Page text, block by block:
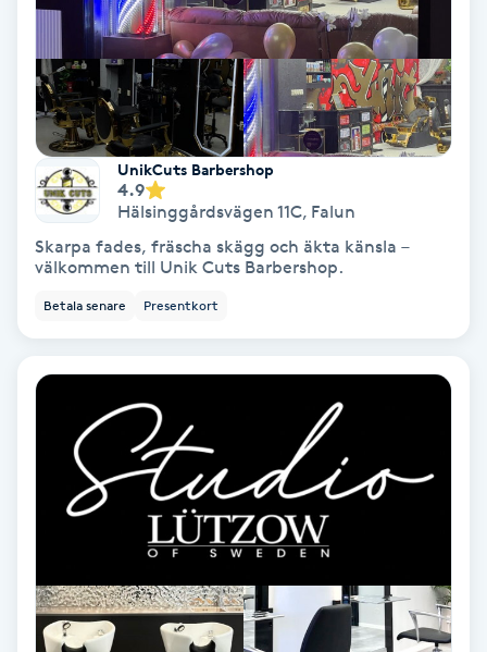
Fransfärgning
Fransförlängning
Fransförlängning Megavolym
Fransförlängning Volym
Fransk manikyr
Fransrengöring
Frekvensterapi
Friskvård
Friskvårdsmassage
Funktionsanalys
UnikCuts Barbershop
4.9
Hälsinggårdsvägen 11C, Falun
Skarpa fades, fräscha skägg och äkta känsla –
välkommen till Unik Cuts Barbershop.
Betala senare Presentkort